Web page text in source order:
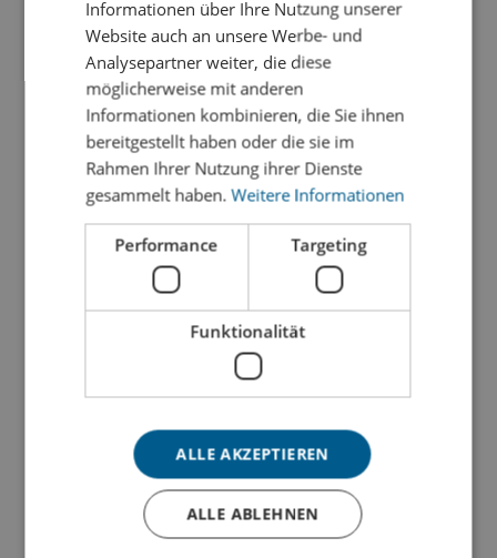

Innovation durch Invesition
Profitieren Sie von unserer ständigen
Innovation durch jährliche Investitionen in
moderne Technologien und tauchen Sie in
abwechslungsreiche Projekte ein – bei uns
stehen Fortschritt und spannende
Informationen über Ihre Nutzung unserer
Website auch an unsere Werbe- und
Analysepartner weiter, die diese
möglicherweise mit anderen
Informationen kombinieren, die Sie ihnen
bereitgestellt haben oder die sie im
Rahmen Ihrer Nutzung ihrer Dienste
gesammelt haben.Weitere Informationen
Performance Targeting
Funktionalität
ALLE AKZEPTIEREN
ALLE ABLEHNEN